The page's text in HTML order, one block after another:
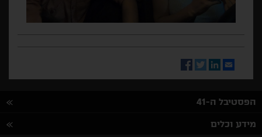
Email
LinkedIn
Twitter
Facebook
הפסטיבל ה-41
מידע וכלים